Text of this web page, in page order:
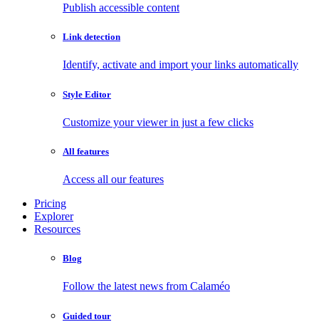
Publish accessible content
Link detection
Identify, activate and import your links automatically
Style Editor
Customize your viewer in just a few clicks
All features
Access all our features
Pricing
Explorer
Resources
Blog
Follow the latest news from Calaméo
Guided tour